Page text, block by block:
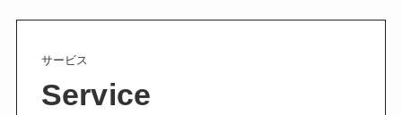
サービス
Service